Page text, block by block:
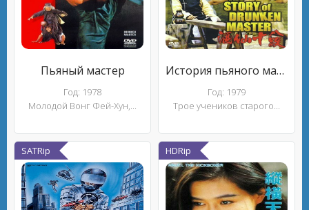
Пьяный мастер
Год: 1978
Молодой Вонг Фей-Хун,...
История пьяного мастера
Год: 1979
Трое учеников старого...
SATRip HDRip